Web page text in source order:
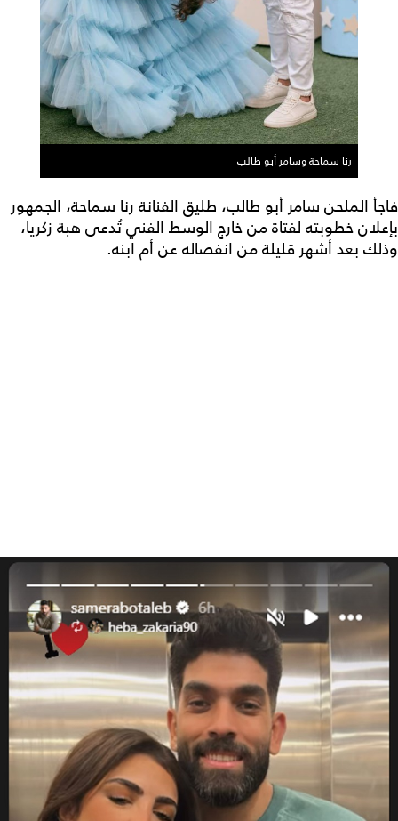
رنا سماحة وسامر أبو طالب
فاجأ الملحن سامر أبو طالب، طليق الفنانة رنا سماحة، الجمهور
بإعلان خطوبته لفتاة من خارج الوسط الفني تُدعى هبة زكريا،
وذلك بعد أشهر قليلة من انفصاله عن أم ابنه.